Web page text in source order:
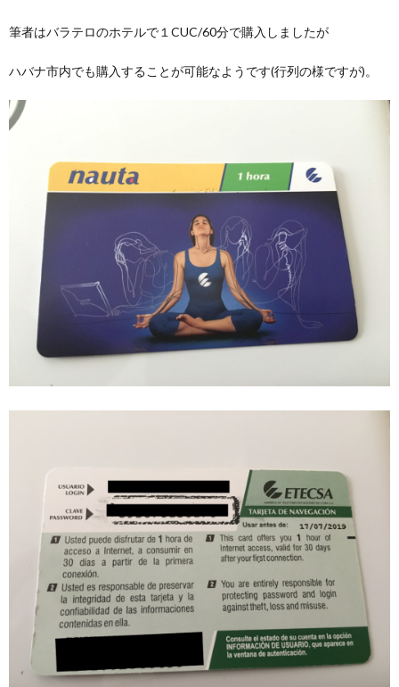
筆者はバラテロのホテルで１CUC/60分で購入しましたが
ハバナ市内でも購入することが可能なようです(行列の様ですが)。